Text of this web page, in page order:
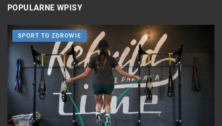
POPULARNE WPISY
SPORT TO ZDROWIE